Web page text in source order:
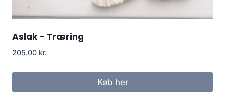
Aslak – Træring
205.00 kr.
Køb her